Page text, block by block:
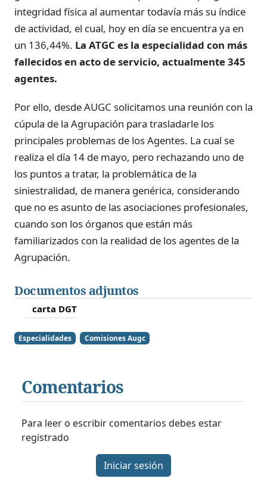
integridad física al aumentar todavía más su índice
de actividad, el cual, hoy en día se encuentra ya en
un 136,44%. La ATGC es la especialidad con más
fallecidos en acto de servicio, actualmente 345
agentes.
Por ello, desde AUGC solicitamos una reunión con la
cúpula de la Agrupación para trasladarle los
principales problemas de los Agentes. La cual se
realiza el día 14 de mayo, pero rechazando uno de
los puntos a tratar, la problemática de la
siniestralidad, de manera genérica, considerando
que no es asunto de las asociaciones profesionales,
cuando son los órganos que están más
familiarizados con la realidad de los agentes de la
Agrupación.
Documentos adjuntos
carta DGT
Especialidades Comisiones Augc
Comentarios
Para leer o escribir comentarios debes estar
registrado
Iniciar sesión